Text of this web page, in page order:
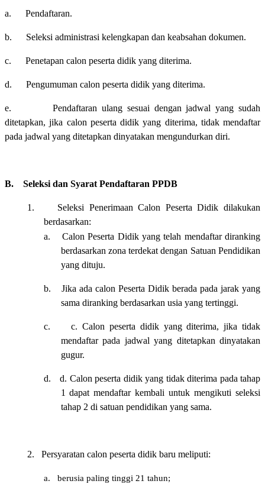
a. Pendaftaran.
b. Seleksi administrasi kelengkapan dan keabsahan dokumen.
c. Penetapan calon peserta didik yang diterima.
d. Pengumuman calon peserta didik yang diterima.
e.
Pendaftaran ulang sesuai dengan jadwal yang sudah
ditetapkan, jika calon peserta didik yang diterima, tidak mendaftar
pada jadwal yang ditetapkan dinyatakan mengundurkan diri.
B. Seleksi dan Syarat Pendaftaran PPDB
1.
Seleksi Penerimaan Calon Peserta Didik dilakukan
berdasarkan:
a.
Calon Peserta Didik yang telah mendaftar diranking
berdasarkan zona terdekat dengan Satuan Pendidikan
yang dituju.
b.
Jika ada calon Peserta Didik berada pada jarak yang
sama diranking berdasarkan usia yang tertinggi.
c.
c. Calon peserta didik yang diterima, jika tidak
mendaftar pada jadwal yang ditetapkan dinyatakan
gugur.
d.
d. Calon peserta didik yang tidak diterima pada tahap
1 dapat mendaftar kembali untuk mengikuti seleksi
tahap 2 di satuan pendidikan yang sama.
2. Persyaratan calon peserta didik baru meliputi:
a.
berusia paling tinggi 21 tahun;